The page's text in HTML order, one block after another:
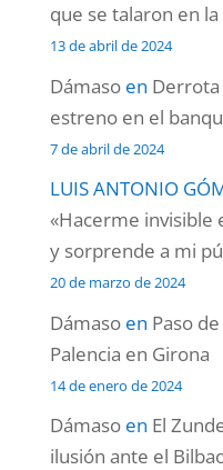
que se talaron en
13 de abril de 2024
Dámasoen Derrota
estreno en el
7 de abril de 2024
LUIS ANTONIO
«Hacerme invisible
y sorprende a mi
20 de marzo de 2024
Dámasoen Paso
Palencia en Girona
14 de enero de 2024
Dámasoen El
ilusión ante el